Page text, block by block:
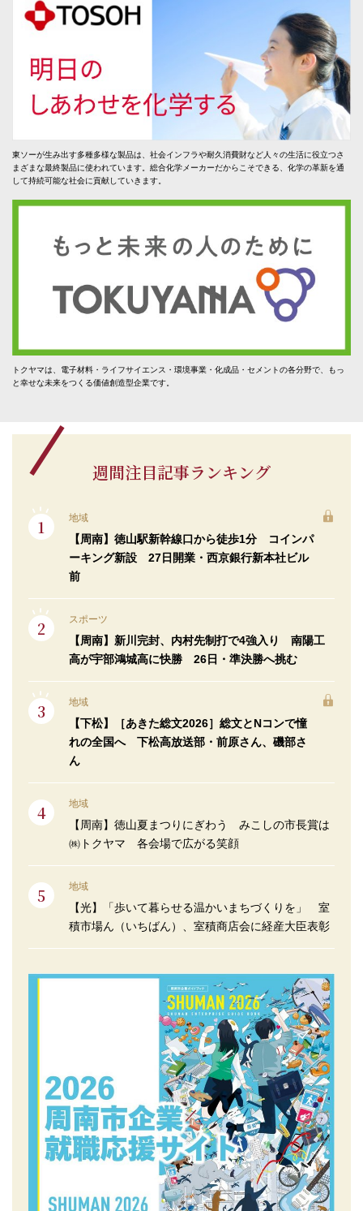
東ソーが生み出す多種多様な製品は、社会インフラや耐久消費財など人々の生活に役立つさ
まざまな最終製品に使われています。総合化学メーカーだからこそできる、化学の革新を通
して持続可能な社会に貢献していきます。
トクヤマは、電子材料・ライフサイエンス・環境事業・化成品・セメントの各分野で、もっ
と幸せな未来をつくる価値創造型企業です。
週間注目記事ランキング
地域
【周南】徳山駅新幹線口から徒歩1分 コインパ
ーキング新設 27日開業・西京銀行新本社ビル
前
スポーツ
【周南】新川完封、内村先制打で4強入り 南陽工
高が宇部鴻城高に快勝 26日・準決勝へ挑む
地域
【下松】［あきた総文2026］総文とNコンで憧
れの全国へ 下松高放送部・前原さん、磯部さ
ん
地域
【周南】徳山夏まつりにぎわう みこしの市長賞は
㈱トクヤマ 各会場で広がる笑顔
地域
【光】「歩いて暮らせる温かいまちづくりを」 室
積市場ん（いちばん）、室積商店会に経産大臣表彰